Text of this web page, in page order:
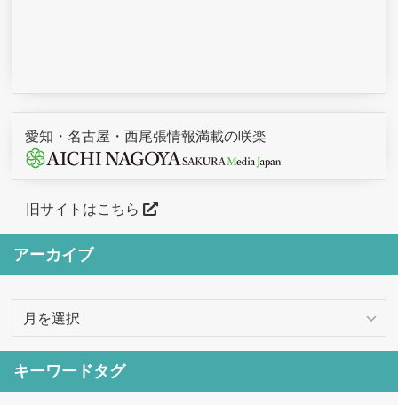
愛知・名古屋・西尾張情報満載の咲楽
旧サイトはこちら
アーカイブ
カ
イ
キーワードタグ